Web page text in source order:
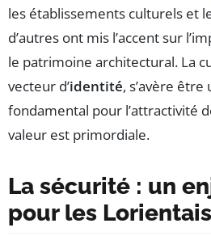
les établissements culturels et
d’autres ont mis l’accent sur
le patrimoine architectural. La
vecteur d’identité, s’avère
fondamental pour l’attractivité
valeur est primordiale.
La sécurité : un
pour les Lorientais